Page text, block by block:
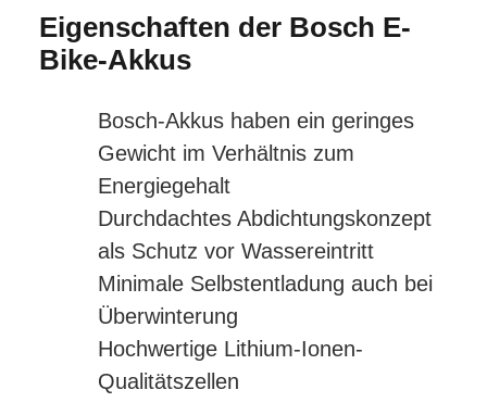
Eigenschaften der Bosch E-
Bike-Akkus
Bosch-Akkus haben ein geringes
Gewicht im Verhältnis zum
Energiegehalt
Durchdachtes Abdichtungskonzept
als Schutz vor Wassereintritt
Minimale Selbstentladung auch bei
Überwinterung
Hochwertige Lithium-Ionen-
Qualitätszellen